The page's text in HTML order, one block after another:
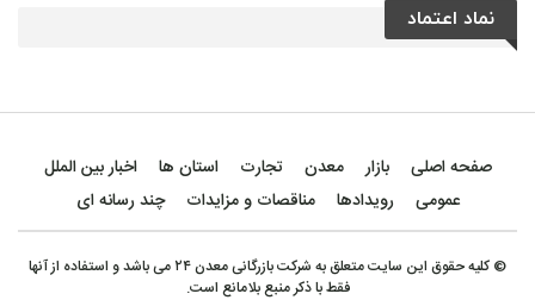
نماد اعتماد
صفحه اصلی بازار معدن تجارت استان ها
اخبار بین الملل
عمومی
رویدادها مناقصات و مزایدات چند رسانه ای
© کلیه حقوق این سایت متعلق به شرکت بازرگانی معدن ۲۴ می باشد و استفاده از آنها
فقط با ذکر منبع بلامانع است.